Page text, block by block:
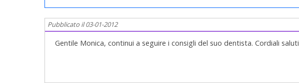
Pubblicato il 03-01-2012
Gentile Monica, continui a seguire i consigli del suo dentista. Cordiali saluti